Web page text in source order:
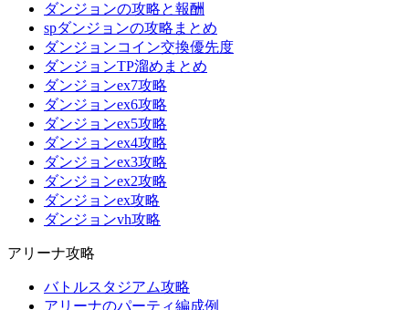
ダンジョンの攻略と報酬
spダンジョンの攻略まとめ
ダンジョンコイン交換優先度
ダンジョンTP溜めまとめ
ダンジョンex7攻略
ダンジョンex6攻略
ダンジョンex5攻略
ダンジョンex4攻略
ダンジョンex3攻略
ダンジョンex2攻略
ダンジョンex攻略
ダンジョンvh攻略
アリーナ攻略
バトルスタジアム攻略
アリーナのパーティ編成例